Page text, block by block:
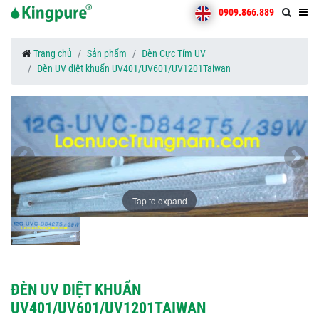
0909.866.889
Trang chủ Sản phẩm
Đèn Cực Tím UV
Đèn UV diệt khuẩn UV401/UV601/UV1201Taiwan
Tap to expand
ĐÈN UV DIỆT KHUẨN
UV401/UV601/UV1201TAIWAN